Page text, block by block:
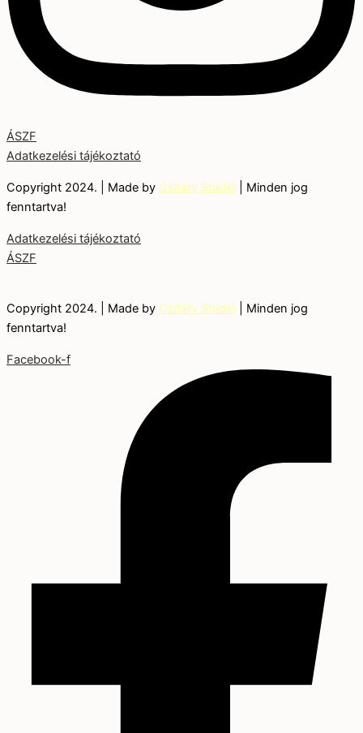
ÁSZF
Adatkezelési tájékoztató
Copyright 2024. | Made by Csitáry Stúdió | Minden jog
fenntartva!
Adatkezelési tájékoztató
ÁSZF
Copyright 2024. | Made by Csitáry Stúdió | Minden jog
fenntartva!
Facebook-f